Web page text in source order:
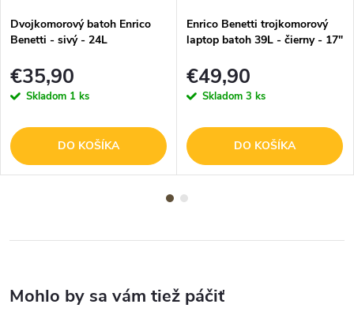
Dvojkomorový batoh Enrico
Benetti - sivý - 24L
€35,90
Skladom 1 ks
DO KOŠÍKA
Enrico Benetti trojkomorový
laptop batoh 39L - čierny - 17"
€49,90
Skladom 3 ks
DO KOŠÍKA